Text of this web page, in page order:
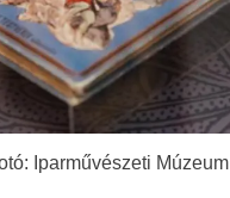
Iparművészeti Múzeum